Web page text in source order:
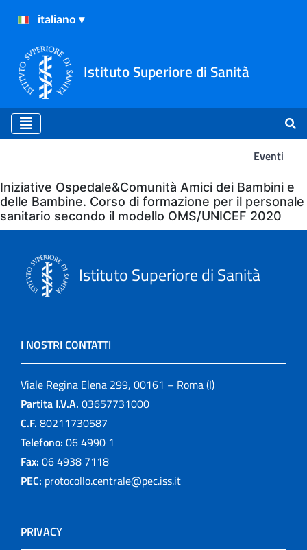
Istituto Superiore di Sanità
Eventi
Eventi
Iniziative Ospedale&Comunità Amici dei Bambini e
delle Bambine. Corso di formazione per il personale
sanitario secondo il modello OMS/UNICEF 2020
Istituto Superiore di Sanità
I NOSTRI CONTATTI
Viale Regina Elena 299, 00161 – Roma (I)
Partita I.V.A. 03657731000
C.F. 80211730587
Telefono: 06 4990 1
Fax: 06 4938 7118
PEC: protocollo.centrale@pec.iss.it
PRIVACY